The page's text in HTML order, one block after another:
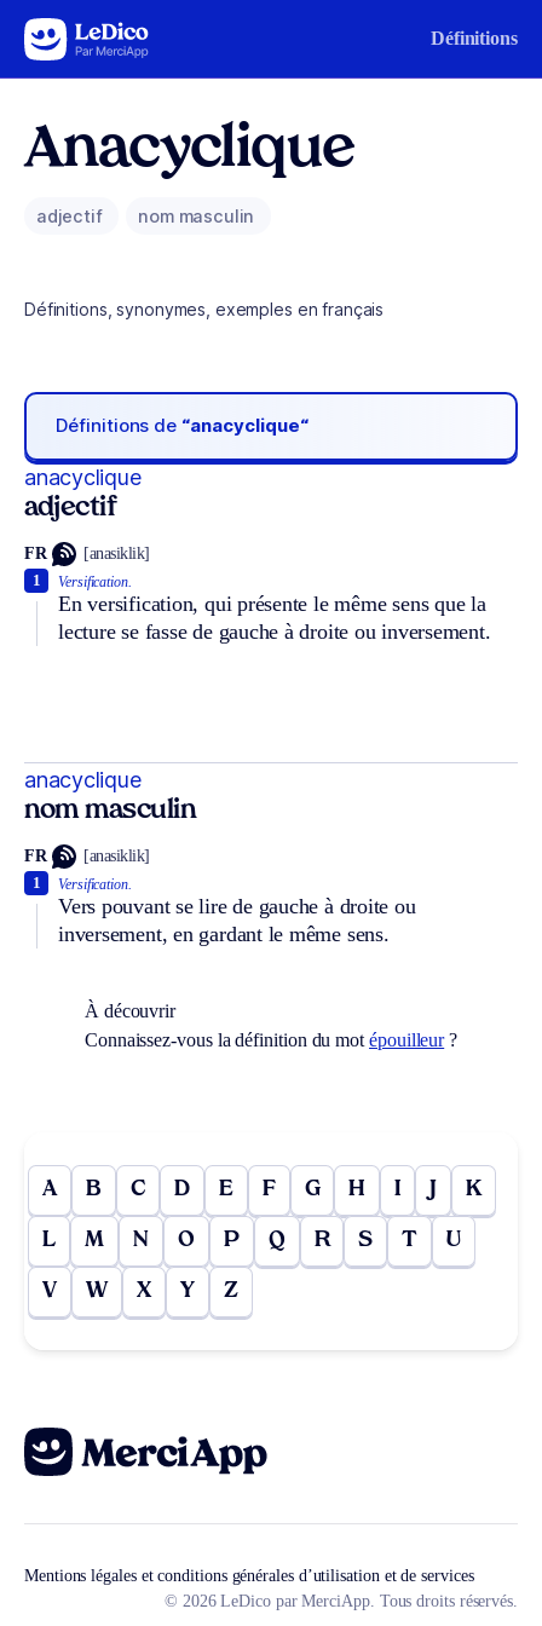
Aller au contenu Définitions
Anacyclique
adjectif nom masculin
Définitions, synonymes, exemples en français
Définitions de “anacyclique“
anacyclique
adjectif
FR [anasiklik]
Versification.
En versification, qui présente le même sens que la
lecture se fasse de gauche à droite ou inversement.
1
anacyclique
nom masculin
FR [anasiklik]
Versification.
Vers pouvant se lire de gauche à droite ou
inversement, en gardant le même sens.
1
À découvrir
Connaissez-vous la définition du mot épouilleur?
A B C D E F G H I J K
L M N O P Q R S T U
V W X Y Z
Mentions légales et conditions générales d’utilisation et de services
© 2026 LeDico par MerciApp. Tous droits réservés.